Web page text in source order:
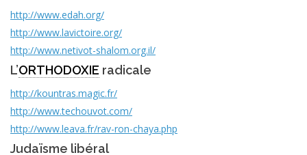
http://www.edah.org/
http://www.lavictoire.org/
http://www.netivot-shalom.org.il/
L’ORTHODOXIE radicale
http://kountras.magic.fr/
http://www.techouvot.com/
http://www.leava.fr/rav-ron-chaya.php
Judaïsme libéral